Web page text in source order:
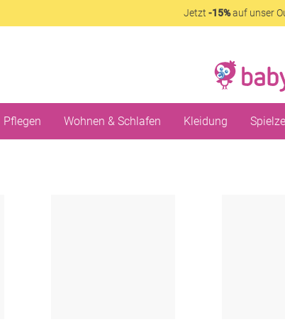
Jetzt -15%auf unser
Pflegen Wohnen & Schlafen Kleidung